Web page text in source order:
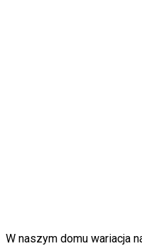
W naszym domu wariacja